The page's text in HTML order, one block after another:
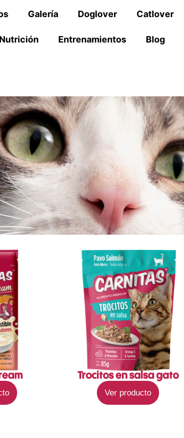
Galería Doglover Catlover
Nutrición Entrenamientos Blog
Trocitos en salsa gato
Ver producto